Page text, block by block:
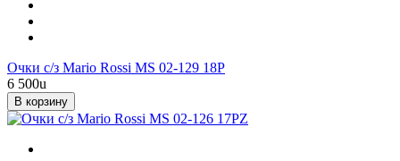
Очки с/з Mario Rossi MS 02-129 18P
6 500u
В корзину